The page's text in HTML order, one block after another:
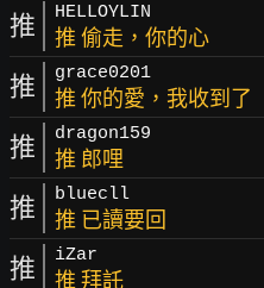
推 HELLOYLIN
推 偷走，你的心
推 grace0201
推 你的愛，我收到了
推 dragon159
推 郎哩
推 bluecll
推 已讀要回
推 iZar
推 拜託